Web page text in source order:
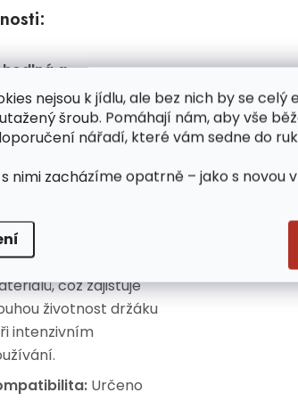
nejsou k jídlu, ale bez nich by se
šroub. Pomáhají nám, aby vše
nářadí, které vám sedne do
nimi zacházíme opatrně – jako s novou
a
rukojeť:
pevné
minimalizuje
dlouhodobé
konstrukce:
z odolných
což zajišťuje
životnost držáku
intenzivním
Určeno